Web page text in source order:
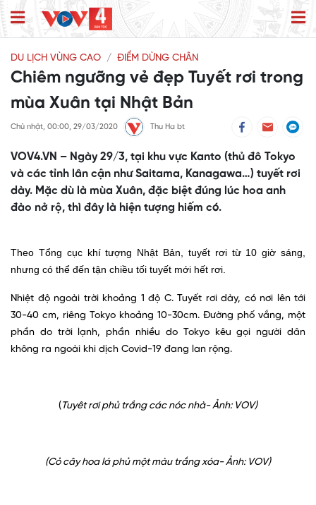
DU LỊCH VÙNG CAO ĐIỂM DỪNG CHÂN
Chiêm ngưỡng vẻ đẹp Tuyết rơi trong
mùa Xuân tại Nhật Bản
Chủ nhật, 00:00, 29/03/2020 Thu Ha bt
VOV4.VN – Ngày 29/3, tại khu vực Kanto (thủ đô Tokyo
và các tỉnh lân cận như Saitama, Kanagawa…) tuyết rơi
dày. Mặc dù là mùa Xuân, đặc biệt đúng lúc hoa anh
đào nở rộ, thì đây là hiện tượng hiếm có.
Theo Tổng cục khí tượng Nhật Bản, tuyết rơi từ 10 giờ sáng,
nhưng có thể đến tận chiều tối tuyết mới hết rơi.
Nhiệt độ ngoài trời khoảng 1 độ C. Tuyết rơi dày, có nơi lên tới
30-40 cm, riêng Tokyo khoảng 10-30cm. Đường phố vắng, một
phần do trời lạnh, phần nhiều do Tokyo kêu gọi người dân
không ra ngoài khi dịch Covid-19 đang lan rộng.
(Tuyêt rơi phủ trắng các nóc nhà- Ảnh: VOV)
(Cỏ cây hoa lá phủ một màu trắng xóa- Ảnh: VOV)